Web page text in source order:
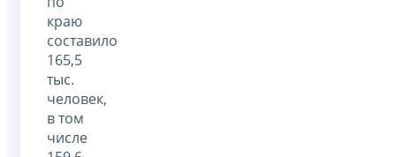
краю
составило
165,5
тыс.
человек,
в том
числе